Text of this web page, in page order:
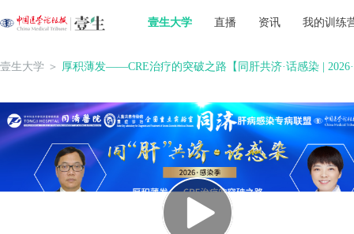
壹生大学 直播 资讯 我的训练
壹生大学 ＞ 厚积薄发——CRE治疗的突破之路【同肝共济·话感染 |